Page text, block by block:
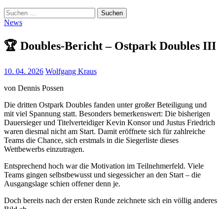
Suchen
nach:
News
🏆 Doubles-Bericht – Ostpark Doubles III
10. 04. 2026 Wolfgang Kraus
von Dennis Possen
Die dritten Ostpark Doubles fanden unter großer Beteiligung und
mit viel Spannung statt. Besonders bemerkenswert: Die bisherigen
Dauersieger und Titelverteidiger Kevin Konsor und Justus Friedrich
waren diesmal nicht am Start. Damit eröffnete sich für zahlreiche
Teams die Chance, sich erstmals in die Siegerliste dieses
Wettbewerbs einzutragen.
Entsprechend hoch war die Motivation im Teilnehmerfeld. Viele
Teams gingen selbstbewusst und siegessicher an den Start – die
Ausgangslage schien offener denn je.
Doch bereits nach der ersten Runde zeichnete sich ein völlig anderes